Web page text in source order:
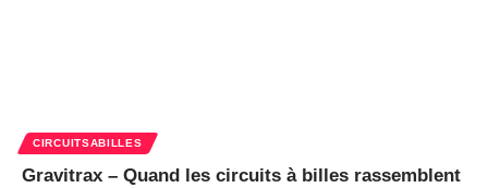
CIRCUITSABILLES
Gravitrax – Quand les circuits à billes rassemblent